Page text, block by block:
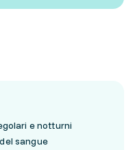
e notturni
sangue